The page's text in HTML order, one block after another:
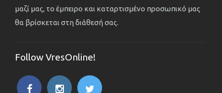
μαζί μας, το έμπειρο και καταρτισμένο προσωπικό μας
θα βρίσκεται στη διάθεσή σας.
Follow VresOnline!